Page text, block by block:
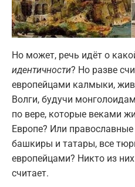
Но может, речь идёт о
идентичности? Но разве
европейцами калмыки,
Волги, будучи
по вере, которые веками
Европе? Или
башкиры и татары, все
европейцами? Никто из
считает.